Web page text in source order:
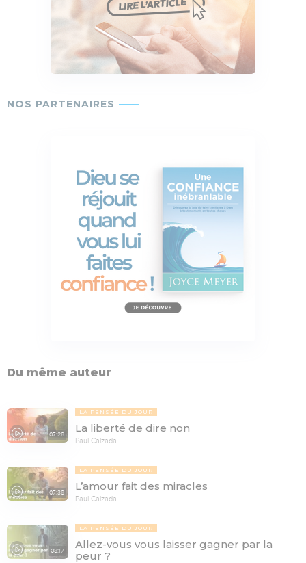
Du même auteur
07:28
LA PENSÉE DU JOUR
La liberté de dire non
Paul Calzada
07:38
LA PENSÉE DU JOUR
L’amour fait des miracles
Paul Calzada
08:17
LA PENSÉE DU JOUR
Allez-vous vous laisser gagner par la
peur ?